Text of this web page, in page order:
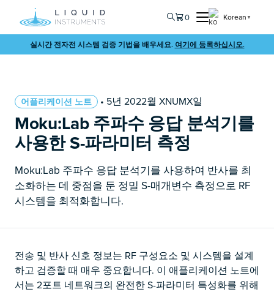
0 Korean ▼
실시간 전자전 시스템 검증 기법을 배우세요. 여기에 등록하십시오.
어플리케이션 노트 • 5년 2022월 XNUMX일
Moku:Lab 주파수 응답 분석기를
사용한 S-파라미터 측정
Moku:Lab 주파수 응답 분석기를 사용하여 반사를 최
소화하는 데 중점을 둔 정밀 S-매개변수 측정으로 RF
시스템을 최적화합니다.
전송 및 반사 신호 정보는 RF 구성요소 및 시스템을 설계
하고 검증할 때 매우 중요합니다. 이 애플리케이션 노트에
서는 2포트 네트워크의 완전한 S-파라미터 특성화를 위해